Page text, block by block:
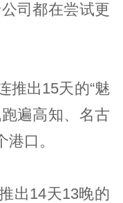
司都在尝试更
推出15天的“魅
遍高知、名古
口。
出14天13晚的